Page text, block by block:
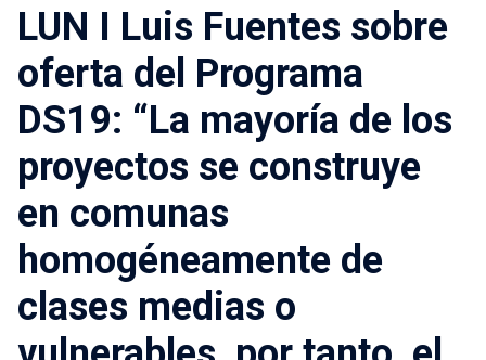
FACULTAD DE ARQUITECTURA, DISEÑO Y ESTUDIOS URBANOS
LUN I Luis Fuentes sobre
oferta del Programa
DS19: “La mayoría de los
proyectos se construye
en comunas
homogéneamente de
clases medias o